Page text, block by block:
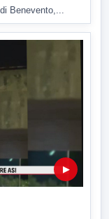
Benevento,...
▶